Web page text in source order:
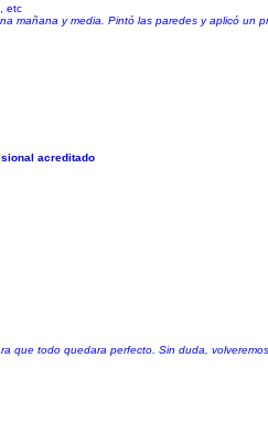
etc
mañana y media. Pintó las paredes y aplicó un
acreditado
que todo quedara perfecto. Sin duda,